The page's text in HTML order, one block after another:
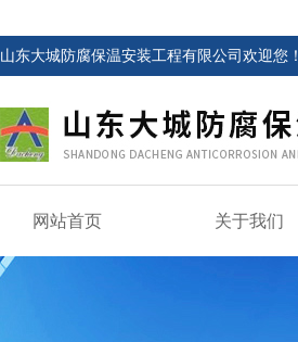
山东大城防腐保温安装工程有限公司欢迎您！
网站首页 关于我们